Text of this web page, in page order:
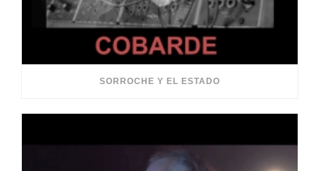
SORROCHE Y EL ESTADO